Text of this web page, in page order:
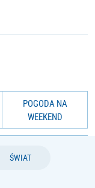
POGODA NA
WEEKEND
ŚWIAT